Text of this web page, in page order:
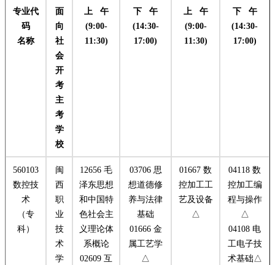
专业代
码
名称
面
向
社
会
开
考
主
考
学
校
上 午
(9:00-
11:30)
下 午
(14:30-
17:00)
上 午
(9:00-
11:30)
下 午
(14:30-
17:00)
560103
数控技
术
（专
科）
闽
西
职
业
技
术
学
12656 毛
泽东思想
和中国特
色社会主
义理论体
系概论
02609 互
03706 思
想道德修
养与法律
基础
01666 金
属工艺学
△
01667 数
控加工工
艺及设备
△
04118 数
控加工编
程与操作
△
04108 电
工电子技
术基础△